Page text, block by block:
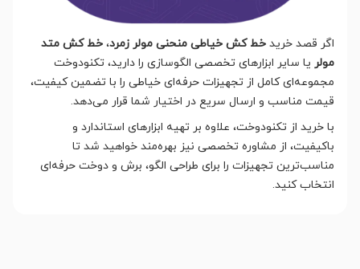
اگر قصد خرید خط کش خیاطی منحنی مولر زمرد، خط کش متد
مولر یا سایر ابزارهای تخصصی الگوسازی را دارید، تکنودوخت
مجموعه‌ای کامل از تجهیزات حرفه‌ای خیاطی را با تضمین کیفیت،
قیمت مناسب و ارسال سریع در اختیار شما قرار می‌دهد.
با خرید از تکنودوخت، علاوه بر تهیه ابزارهای استاندارد و
باکیفیت، از مشاوره تخصصی نیز بهره‌مند خواهید شد تا
مناسب‌ترین تجهیزات را برای طراحی الگو، برش و دوخت حرفه‌ای
انتخاب کنید.